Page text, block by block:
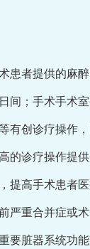
患者提供的麻
间；手术手术
有创诊疗操作
的诊疗操作提
提高手术患者
严重合并症或
要脏器系统功